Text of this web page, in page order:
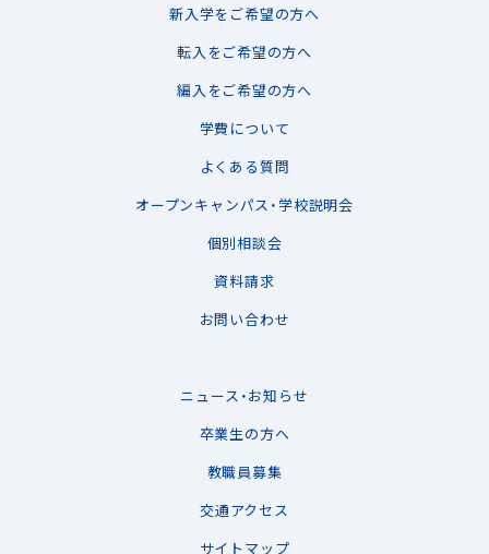
新入学をご希望の方へ
転入をご希望の方へ
編入をご希望の方へ
学費について
よくある質問
オープンキャンパス・学校説明会
個別相談会
資料請求
お問い合わせ
ニュース・お知らせ
卒業生の方へ
教職員募集
交通アクセス
サイトマップ